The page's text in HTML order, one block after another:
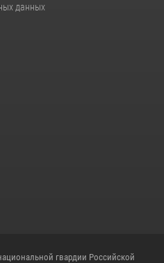
данных
гвардии Российской